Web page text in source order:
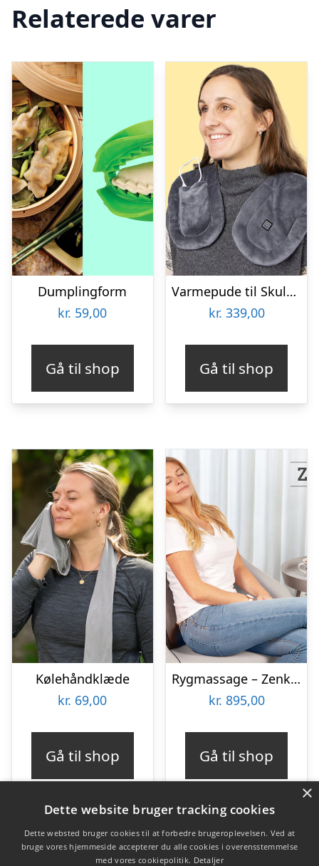
Relaterede varer
Dumplingform
kr. 59,00
Gå til shop
Varmepude til Skuldre og Ryg – Zenkuru
kr. 339,00
Gå til shop
Kølehåndklæde
kr. 69,00
Gå til shop
Rygmassage – Zenkuru
kr. 895,00
Gå til shop
Varekategorier
×
Dette website bruger tracking cookies
Dette websted bruger cookies til at forbedre brugeroplevelsen. Ved at
bruge vores hjemmeside accepterer du alle cookies i overensstemmelse
med vores cookiepolitik. Detaljer